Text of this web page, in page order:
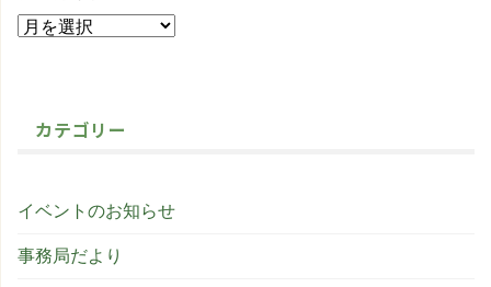
カテゴリー
イベントのお知らせ
事務局だより